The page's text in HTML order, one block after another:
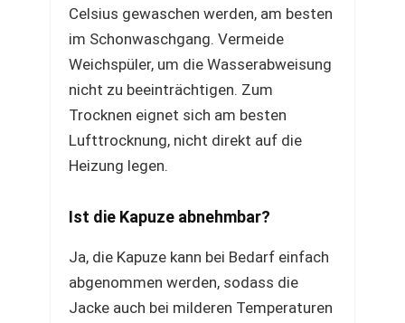
Celsius gewaschen werden, am besten
im Schonwaschgang. Vermeide
Weichspüler, um die Wasserabweisung
nicht zu beeinträchtigen. Zum
Trocknen eignet sich am besten
Lufttrocknung, nicht direkt auf die
Heizung legen.
Ist die Kapuze abnehmbar?
Ja, die Kapuze kann bei Bedarf einfach
abgenommen werden, sodass die
Jacke auch bei milderen Temperaturen